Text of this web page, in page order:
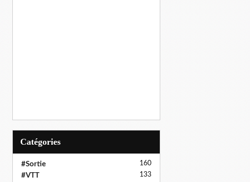
Catégories
#Sortie 160
#VTT 133